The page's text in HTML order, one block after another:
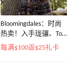
Bloomingdales：时尚
热卖！入手珑骧、Tory
Burch、拉夫劳伦等
每满$100返$25礼卡